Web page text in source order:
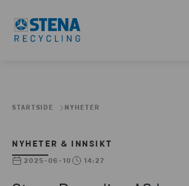
STARTSIDE NYHETER
NYHETER & INNSIKT
2025-06-10 14:27